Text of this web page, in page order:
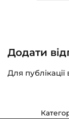
Додати
Для